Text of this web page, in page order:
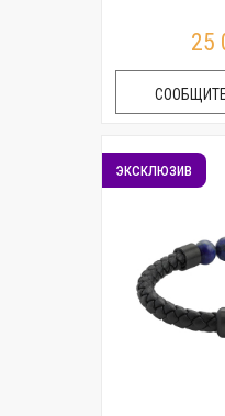
25
эксклюзив